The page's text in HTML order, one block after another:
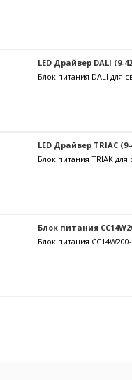
LED Драйвер DALI (9-
Блок питания DALI для
LED Драйвер TRIAC (9-
Блок питания TRIAK
Блок питания
Блок питания